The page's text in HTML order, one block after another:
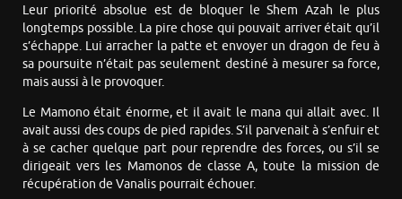
Leur priorité absolue est de bloquer le Shem Azah le plus
longtemps possible. La pire chose qui pouvait arriver était qu’il
s’échappe. Lui arracher la patte et envoyer un dragon de feu à
sa poursuite n’était pas seulement destiné à mesurer sa force,
mais aussi à le provoquer.
Le Mamono était énorme, et il avait le mana qui allait avec. Il
avait aussi des coups de pied rapides. S’il parvenait à s’enfuir et
à se cacher quelque part pour reprendre des forces, ou s’il se
dirigeait vers les Mamonos de classe A, toute la mission de
récupération de Vanalis pourrait échouer.